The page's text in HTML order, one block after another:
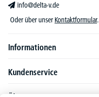
info@delta-v.de
Oder über unser Kontaktformular.
Informationen
Kundenservice